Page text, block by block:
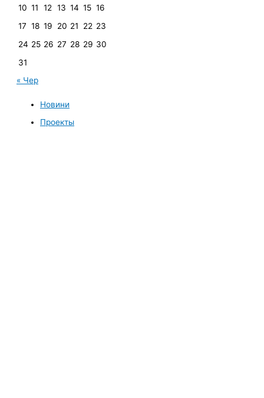
10 11 12 13 14 15 16
17 18 19 20 21 22 23
24 25 26 27 28 29 30
31
« Чер
Новини
Проекты